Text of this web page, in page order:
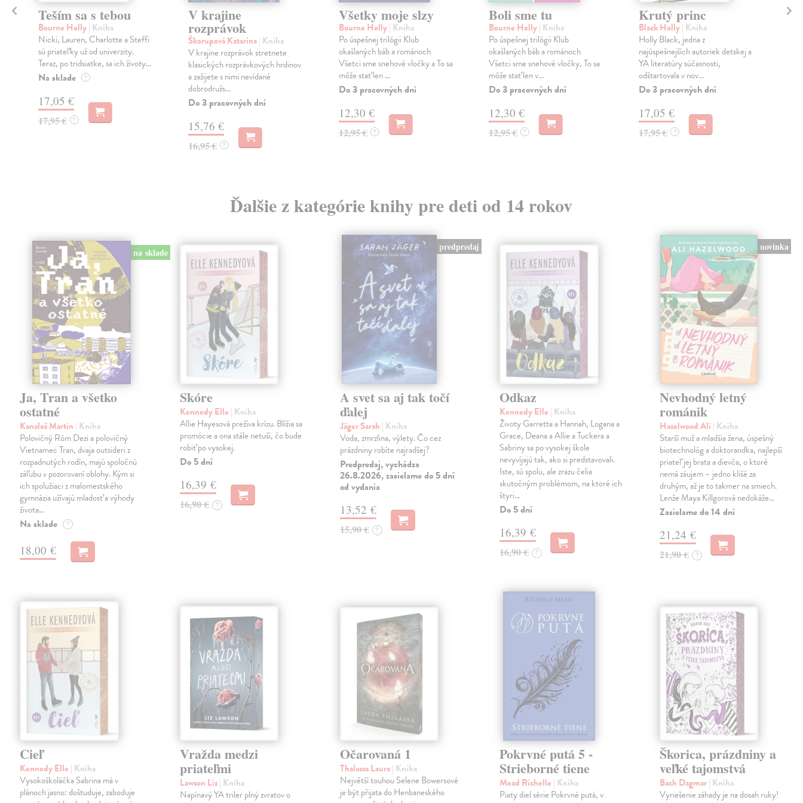
Teším sa s tebou
Bourne Holly| Kniha
Nicki, Lauren, Charlotte a Steffi
sú priateľky už od univerzity.
Teraz, po tridsiatke, sa ich životy...
Na sklade ?
17,05 €
17,95 € ?
V krajine
rozprávok
Škorupová Katarína| Kniha
V krajine rozprávok stretnete
klasických rozprávkových hrdinov
a zažijete s nimi nevídané
dobrodružs...
Do 3 pracovných dní
15,76 €
16,95 € ?
Všetky moje slzy
Bourne Holly| Kniha
Po úspešnej trilógii Klub
okašlaných báb a románoch
Všetci sme snehové vločky a To sa
môže stať len ...
Do 3 pracovných dní
12,30 €
12,95 € ?
Boli sme tu
Bourne Holly| Kniha
Po úspešnej trilógii Klub
okašlaných báb a románoch
Všetci sme snehové vločky, To sa
môže stať len v...
Do 3 pracovných dní
12,30 €
12,95 € ?
Krutý princ
Black Holly| Kniha
Holly Black, jedna z
najúspešnejších autoriek detskej a
YA literatúry súčasnosti,
odštartovala v nov...
Do 3 pracovných dní
17,05 €
17,95 € ?
Ďalšie z kategórie knihy pre deti od 14 rokov
na sklade
Ja, Tran a všetko
ostatné
Kanaloš Martin | Kniha
Polovičný Róm Dezi a polovičný
Vietnamec Tran, dvaja outsideri z
rozpadnutých rodín, majú spoločnú
záľubu v pozorovaní oblohy. Kým si
ich spolužiaci z malomestského
gymnázia užívajú mladosť a výhody
života…
Na sklade ?
18,00 €
Skóre
Kennedy Elle | Kniha
Allie Hayesová prežíva krízu. Blížia sa
promócie a ona stále netuší, čo bude
robiť po vysokej.
Do 5 dní
16,39 €
16,90 € ?
predpredaj
A svet sa aj tak točí
ďalej
Jäger Sarah | Kniha
Voda, zmrzlina, výlety. Čo cez
prázdniny robíte najradšej?
Predpredaj, vychádza
26.8.2026, zasielame do 5 dní
od vydania
13,52 €
15,90 € ?
Odkaz
Kennedy Elle | Kniha
Životy Garretta a Hannah, Logana a
Grace, Deana a Allie a Tuckera a
Sabriny sa po vysokej škole
nevyvíjajú tak, ako si predstavovali.
Iste, sú spolu, ale zrazu čelia
skutočným problémom, na ktoré ich
štyri…
Do 5 dní
16,39 €
16,90 € ?
novinka
Nevhodný letný
románik
Hazelwood Ali | Kniha
Starší muž a mladšia žena, úspešný
biotechnológ a doktorandka, najlepší
priateľ jej brata a dievča, o ktoré
nemá záujem – jedno klišé za
druhým, až je to takmer na smiech.
Lenže Maya Killgorová nedokáže…
Zasielame do 14 dní
21,24 €
21,90 € ?
Cieľ
Kennedy Elle | Kniha
Vysokoškoláčka Sabrina má v
plánoch jasno: doštuduje, zaboduje
Vražda medzi
priateľmi
Lawson Liz| Kniha
Napínavý YA triler plný zvratov o
Očarovaná 1
Thalassa Laura| Kniha
Největší touhou Selene Bowersové
je být přijata do Henbaneského
Pokrvné putá 5 -
Strieborné tiene
Mead Richelle | Kniha
Piaty diel série Pokrvné putá, v
Škorica, prázdniny a
veľké tajomstvá
Bach Dagmar| Kniha
Vyriešenie záhady je na dosah ruky!